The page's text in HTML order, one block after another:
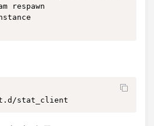
respawn
stat_client